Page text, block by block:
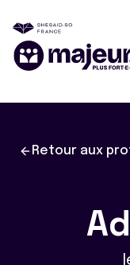
Retour aux